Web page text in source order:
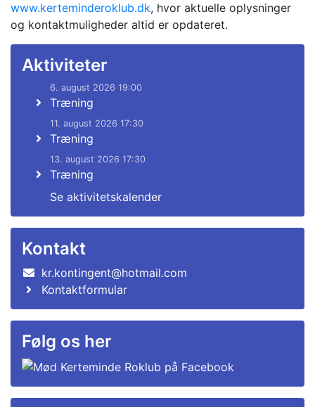
www.kerteminderoklub.dk, hvor aktuelle oplysninger
og kontaktmuligheder altid er opdateret.
Aktiviteter
6. august 2026 19:00
Træning
11. august 2026 17:30
Træning
13. august 2026 17:30
Træning
Se aktivitetskalender
Kontakt
kr.kontingent@hotmail.com
Kontaktformular
Følg os her